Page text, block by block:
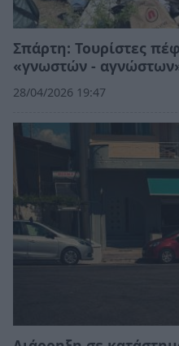
Σπάρτη: Τουρίστες
«γνωστών -
28/04/2026 19:47